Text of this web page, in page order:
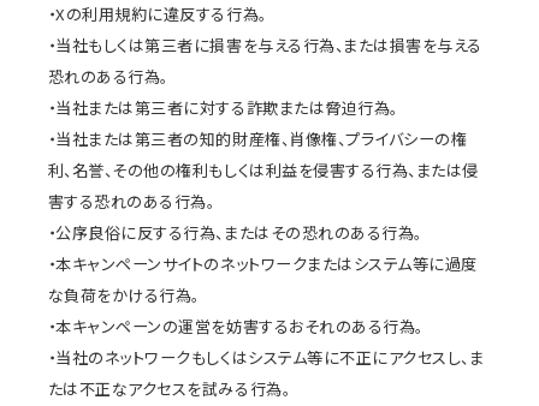
・Xの利用規約に違反する行為。
・当社もしくは第三者に損害を与える行為、または損害を与える
恐れのある行為。
・当社または第三者に対する詐欺または脅迫行為。
・当社または第三者の知的財産権、肖像権、プライバシーの権
利、名誉、その他の権利もしくは利益を侵害する行為、または侵
害する恐れのある行為。
・公序良俗に反する行為、またはその恐れのある行為。
・本キャンペーンサイトのネットワークまたはシステム等に過度
な負荷をかける行為。
・本キャンペーンの運営を妨害するおそれのある行為。
・当社のネットワークもしくはシステム等に不正にアクセスし、ま
たは不正なアクセスを試みる行為。